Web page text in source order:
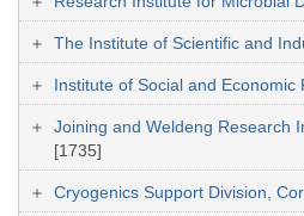
The Institute of Scientific and
Institute of Social and Economic
Joining and Weldeng Research
[1735]
Cryogenics Support Division,